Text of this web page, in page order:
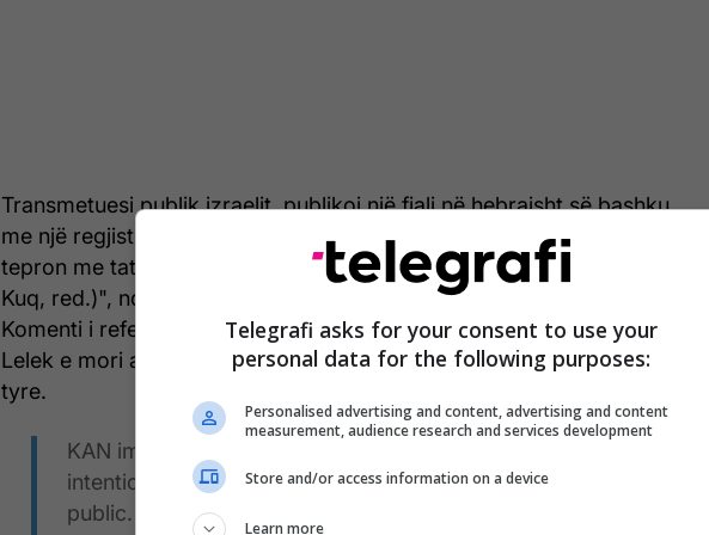
Transmetuesi publik izraelit, publikoi një fjali në hebraisht së bashku
me një regjistrim të performancës së grupit që përkthehet si: "Kur e
tepron me tatuazhet me këna në Eilat (një qytet turistik në Detin e
Kuq, red.)", ndërsa mbishkrimi shkruante: "Po e teprojnë vërtet".
Komenti i referohej paraqitjes në skenë të interpretuesve, por grupi
Lelek e mori atë si një nënçmim të simbolizmit të performancës së
tyre.
KAN immediately removed the post. It was never our
intention to offend the Croatian delegation or the Croatian
public. We apologize for the publication and will also convey
Telegrafi asks for your consent to use your
personal data for the following purposes:
Personalised advertising and content, advertising and content
measurement, audience research and services development
Store and/or access information on a device
Learn more